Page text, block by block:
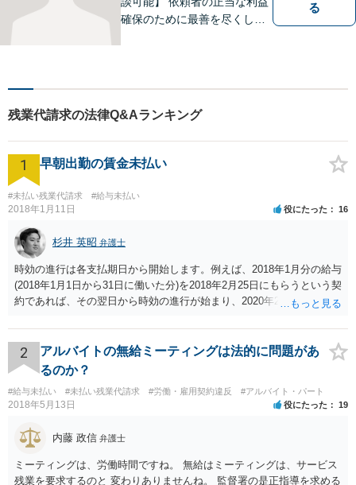
確保のために最善を尽くして
る
残業代請求の法律Q&Aランキング
1 早朝出勤の賃金未払い
#未払い残業代請求 #給与未払い
2018年1月11日 役にたった 16
杉井 英昭 弁護士
時効の進行は各支払期日から開始します。例えば、2018年1月分の給与
(2018年1月1日から31日に働いた分)を2018年2月25日にもらうという契
約であれば、その翌日から時効の進行が始まり、2020年2月25日の経
2
アルバイトの無給ミーティングは法的に問題があ
るのか？
#給与未払い #未払い残業代請求 #労働・雇用契約違反 #アルバイト・パート
2018年5月13日 役にたった 19
内藤 政信 弁護士
ミーティングは、労働時間ですね。 無給はミーティングは、サービス
残業を要求するのと 変わりありませんね。 監督署の是正指導を求める